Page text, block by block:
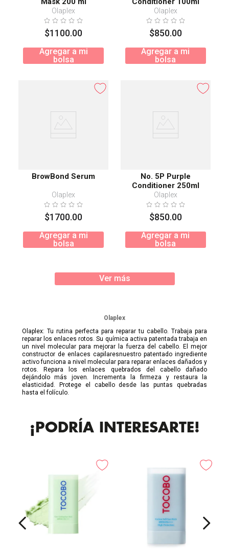
Olaplex
$1100.00
Agregar a mi
bolsa
Olaplex
$850.00
Agregar a mi
bolsa
BrowBond Serum
Olaplex
$1700.00
Agregar a mi
bolsa
No. 5P Purple
Conditioner 250ml
Olaplex
$850.00
Agregar a mi
bolsa
Ver más
Olaplex
Olaplex: Tu rutina perfecta para reparar tu cabello. Trabaja para
reparar los enlaces rotos. Su química activa patentada trabaja en
un nivel molecular para mejorar la fuerza del cabello. El mejor
constructor de enlaces capilaresnuestro patentado ingrediente
activo funciona a nivel molecular para reparar enlaces dañados y
rotos. Repara los enlaces quebrados del cabello dañado
dejándolo más joven. Incrementa la firmeza y restaura la
elasticidad. Protege el cabello desde las puntas quebradas
hasta el folículo.
¡PODRÍA INTERESARTE!